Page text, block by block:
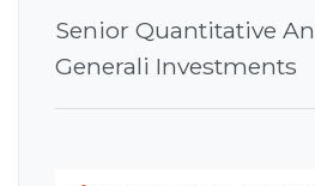
Senior Quantitative
Generali Investments